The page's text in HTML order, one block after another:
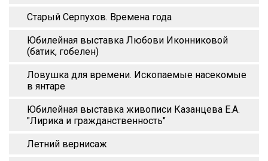
Старый Серпухов. Времена года
Юбилейная выставка Любови Иконниковой
(батик, гобелен)
Ловушка для времени. Ископаемые насекомые
в янтаре
Юбилейная выставка живописи Казанцева Е.А.
"Лирика и гражданственность"
Летний вернисаж